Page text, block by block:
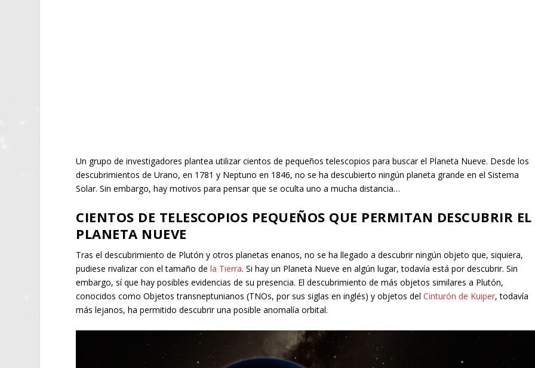
Un grupo de investigadores plantea utilizar cientos de pequeños telescopios para buscar el Planeta Nueve. Desde los
descubrimientos de Urano, en 1781 y Neptuno en 1846, no se ha descubierto ningún planeta grande en el Sistema
Solar. Sin embargo, hay motivos para pensar que se oculta uno a mucha distancia…
CIENTOS DE TELESCOPIOS PEQUEÑOS QUE PERMITAN DESCUBRIR EL
PLANETA NUEVE
Tras el descubrimiento de Plutón y otros planetas enanos, no se ha llegado a descubrir ningún objeto que, siquiera,
pudiese rivalizar con el tamaño dela Tierra. Si hay un Planeta Nueve en algún lugar, todavía está por descubrir. Sin
embargo, sí que hay posibles evidencias de su presencia. El descubrimiento de más objetos similares a Plutón,
conocidos como Objetos transneptunianos (TNOs, por sus siglas en inglés) y objetos delCinturón de Kuiper, todavía
más lejanos, ha permitido descubrir una posible anomalía orbital.